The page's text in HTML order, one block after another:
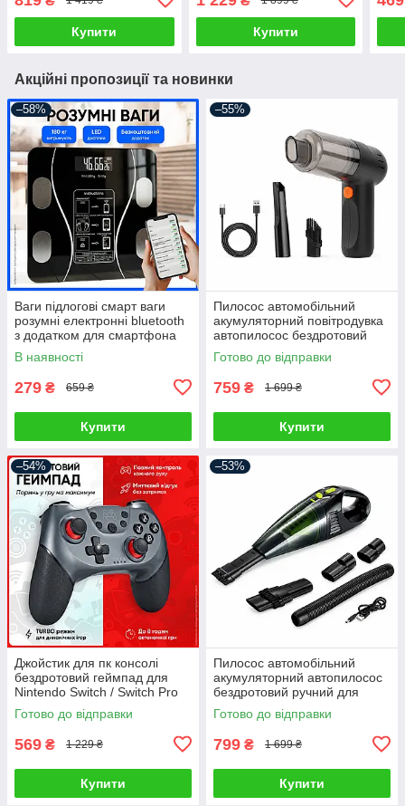
Micro SD Type-C USB для
ноутбука комп'ютера
Купити
фільтром для запису
стрімів подкастів
Купити
Акційні пропозиції та новинки
–58%
Ваги підлогові смарт ваги
розумні електронні bluetooth
з додатком для смартфона
для дому
В наявності
279 ₴ 659 ₴
Купити
–55%
Пилосос автомобільний
акумуляторний повітродувка
автопилосос бездротовий
портативний ручний для
сухого прибирання міні
Готово до відправки
759 ₴ 1 699 ₴
Купити
–54%
Джойстик для пк консолі
бездротовий геймпад для
Nintendo Switch / Switch Pro
Android Windows PC
контролер ігровий джойстік
Готово до відправки
569 ₴ 1 229 ₴
Купити
–53%
Пилосос автомобільний
акумуляторний автопилосос
бездротовий ручний для
сухого та вологого
прибирання міні
Готово до відправки
799 ₴ 1 699 ₴
Купити